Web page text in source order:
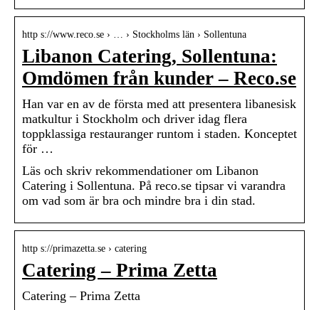
http s://www.reco.se › … › Stockholms län › Sollentuna
Libanon Catering, Sollentuna:
Omdömen från kunder – Reco.se
Han var en av de första med att presentera libanesisk
matkultur i Stockholm och driver idag flera
toppklassiga restauranger runtom i staden. Konceptet
för …
Läs och skriv rekommendationer om Libanon
Catering i Sollentuna. På reco.se tipsar vi varandra
om vad som är bra och mindre bra i din stad.
http s://primazetta.se › catering
Catering – Prima Zetta
Catering – Prima Zetta